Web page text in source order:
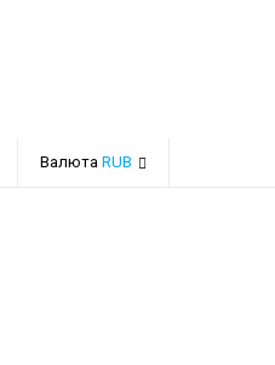
Валюта RUB